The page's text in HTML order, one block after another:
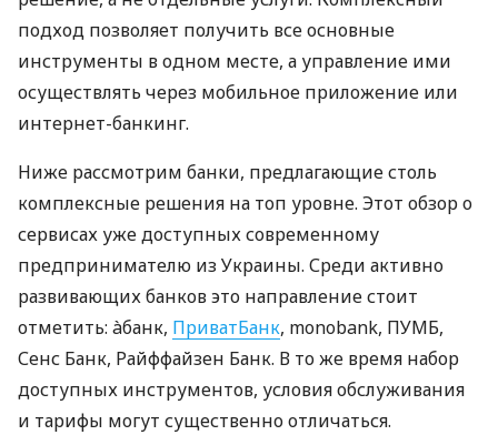
подход позволяет получить все основные
инструменты в одном месте, а управление ими
осуществлять через мобильное приложение или
интернет-банкинг.
Ниже рассмотрим банки, предлагающие столь
комплексные решения на топ уровне. Этот обзор о
сервисах уже доступных современному
предпринимателю из Украины. Среди активно
развивающих банков это направление стоит
отметить: àбанк, ПриватБанк, monobank, ПУМБ,
Сенс Банк, Райффайзен Банк. В то же время набор
доступных инструментов, условия обслуживания
и тарифы могут существенно отличаться.